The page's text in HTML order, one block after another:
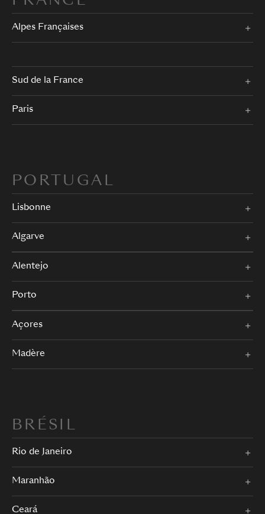
Alpes Françaises
Sud de la France
Paris
PORTUGAL
Lisbonne
Algarve
Alentejo
Porto
Açores
Madère
BRÉSIL
Rio de Janeiro
Maranhão
Ceará